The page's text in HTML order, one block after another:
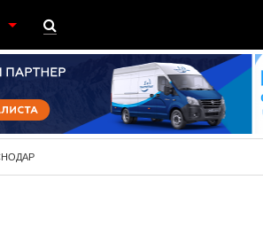
ВАКАНСИЮ